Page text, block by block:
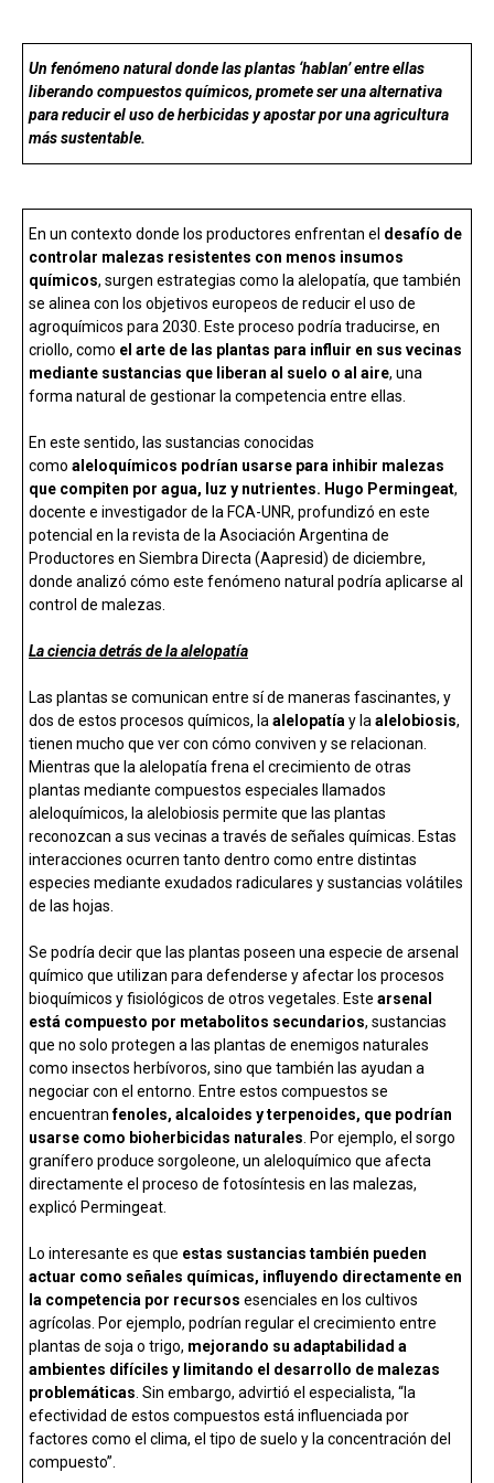
o
o
k
A
p
p
n
ar
tir
Un fenómeno natural donde las plantas ‘hablan’ entre ellas
liberando compuestos químicos, promete ser una alternativa
para reducir el uso de herbicidas y apostar por una agricultura
más sustentable.
En un contexto donde los productores enfrentan el desafío de
controlar malezas resistentes con menos insumos
químicos, surgen estrategias como la alelopatía, que también
se alinea con los objetivos europeos de reducir el uso de
agroquímicos para 2030. Este proceso podría traducirse, en
criollo, como el arte de las plantas para influir en sus vecinas
mediante sustancias que liberan al suelo o al aire, una
forma natural de gestionar la competencia entre ellas.
En este sentido, las sustancias conocidas
como aleloquímicos podrían usarse para inhibir malezas
que compiten por agua, luz y nutrientes. Hugo Permingeat,
docente e investigador de la FCA-UNR, profundizó en este
potencial en la revista de la Asociación Argentina de
Productores en Siembra Directa (Aapresid) de diciembre,
donde analizó cómo este fenómeno natural podría aplicarse al
control de malezas.
La ciencia detrás de la alelopatía
Las plantas se comunican entre sí de maneras fascinantes, y
dos de estos procesos químicos, la alelopatía y la alelobiosis,
tienen mucho que ver con cómo conviven y se relacionan.
Mientras que la alelopatía frena el crecimiento de otras
plantas mediante compuestos especiales llamados
aleloquímicos, la alelobiosis permite que las plantas
reconozcan a sus vecinas a través de señales químicas. Estas
interacciones ocurren tanto dentro como entre distintas
especies mediante exudados radiculares y sustancias volátiles
de las hojas.
Se podría decir que las plantas poseen una especie de arsenal
químico que utilizan para defenderse y afectar los procesos
bioquímicos y fisiológicos de otros vegetales. Este arsenal
está compuesto por metabolitos secundarios, sustancias
que no solo protegen a las plantas de enemigos naturales
como insectos herbívoros, sino que también las ayudan a
negociar con el entorno. Entre estos compuestos se
encuentranfenoles, alcaloides y terpenoides, que podrían
usarse como bioherbicidas naturales . Por ejemplo, el sorgo
granífero produce sorgoleone, un aleloquímico que afecta
directamente el proceso de fotosíntesis en las malezas,
explicó Permingeat.
Lo interesante es que estas sustancias también pueden
actuar como señales químicas, influyendo directamente en
la competencia por recursos esenciales en los cultivos
agrícolas. Por ejemplo, podrían regular el crecimiento entre
plantas de soja o trigo, mejorando su adaptabilidad a
ambientes difíciles y limitando el desarrollo de malezas
problemáticas . Sin embargo, advirtió el especialista, “la
efectividad de estos compuestos está influenciada por
factores como el clima, el tipo de suelo y la concentración del
compuesto”.